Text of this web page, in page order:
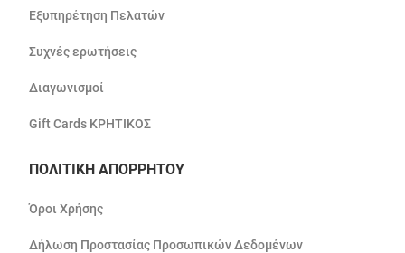
Εξυπηρέτηση Πελατών
Συχνές ερωτήσεις
Διαγωνισμοί
Gift Cards ΚΡΗΤΙΚΟΣ
ΠΟΛΙΤΙΚΗ ΑΠΟΡΡΗΤΟΥ
Όροι Χρήσης
Δήλωση Προστασίας Προσωπικών Δεδομένων